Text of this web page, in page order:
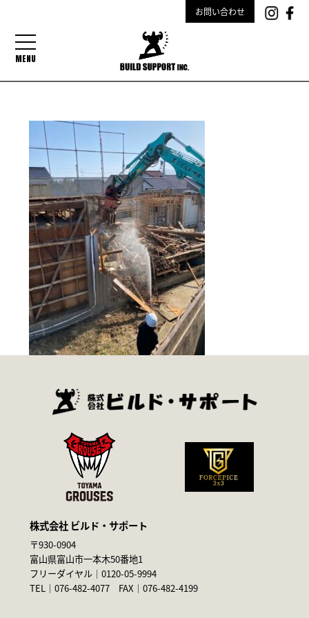
お問い合わせ
MENU
株式会社 ビルド・サポート
〒930-0904
富山県富山市一本木50番地1
フリーダイヤル｜0120-05-9994
TEL｜076-482-4077 FAX｜076-482-4199